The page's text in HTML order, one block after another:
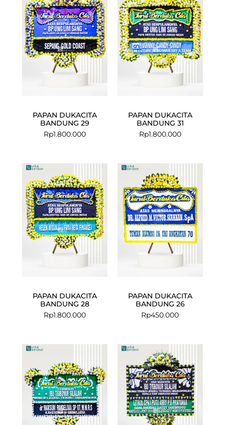
PAPAN DUKACITA
BANDUNG 29
Rp1.800.000
PAPAN DUKACITA
BANDUNG 31
Rp1.800.000
PAPAN DUKACITA
BANDUNG 28
Rp1.800.000
PAPAN DUKACITA
BANDUNG 26
Rp450.000